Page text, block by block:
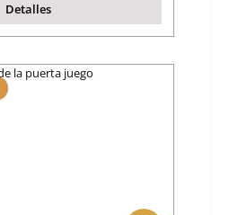
Detalles